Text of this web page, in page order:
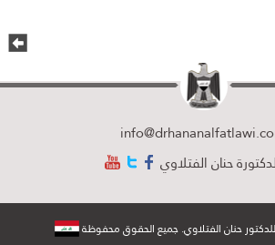
حنان الفتلاوي